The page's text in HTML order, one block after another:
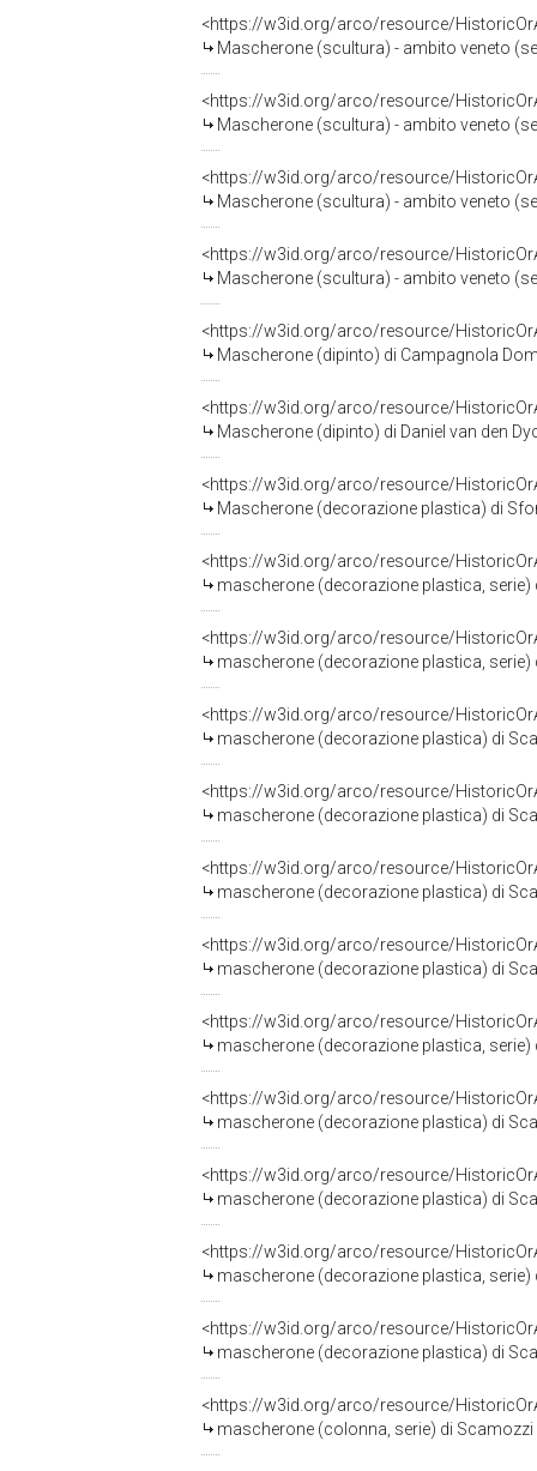
<https://w3id.org/arco/resource/
Mascherone (scultura) - ambito veneto
<https://w3id.org/arco/resource/
Mascherone (scultura) - ambito veneto
<https://w3id.org/arco/resource/
Mascherone (scultura) - ambito veneto
<https://w3id.org/arco/resource/
Mascherone (scultura) - ambito veneto
<https://w3id.org/arco/resource/
Mascherone (dipinto) di Campagnola
<https://w3id.org/arco/resource/
Mascherone (dipinto) di Daniel van den
<https://w3id.org/arco/resource/
Mascherone (decorazione plastica) di
<https://w3id.org/arco/resource/
mascherone (decorazione plastica,
<https://w3id.org/arco/resource/
mascherone (decorazione plastica,
<https://w3id.org/arco/resource/
mascherone (decorazione plastica) di
<https://w3id.org/arco/resource/
mascherone (decorazione plastica) di
<https://w3id.org/arco/resource/
mascherone (decorazione plastica) di
<https://w3id.org/arco/resource/
mascherone (decorazione plastica) di
<https://w3id.org/arco/resource/
mascherone (decorazione plastica,
<https://w3id.org/arco/resource/
mascherone (decorazione plastica) di
<https://w3id.org/arco/resource/
mascherone (decorazione plastica) di
<https://w3id.org/arco/resource/
mascherone (decorazione plastica,
<https://w3id.org/arco/resource/
mascherone (decorazione plastica) di
<https://w3id.org/arco/resource/
mascherone (colonna, serie) di